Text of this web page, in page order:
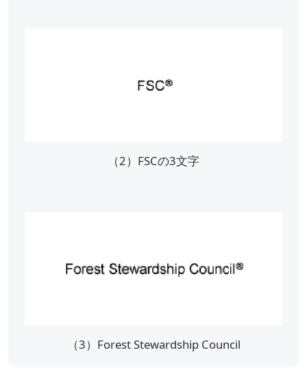
サステナビリティ教育・研修
（2）FSCの3文字
（3）Forest Stewardship Council